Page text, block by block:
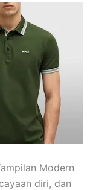
Modern
diri, dan